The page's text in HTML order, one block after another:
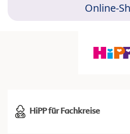
Online-
HiPP für Fachkreise